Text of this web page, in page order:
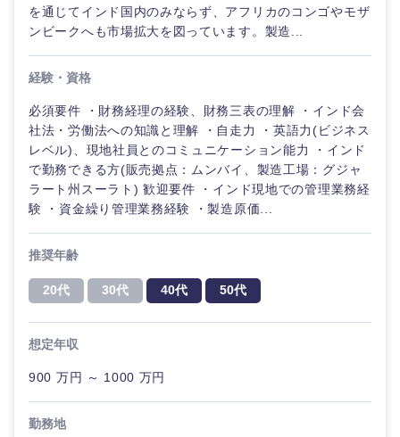
を通じてインド国内のみならず、アフリカのコンゴやモザ
ンビークへも市場拡大を図っています。製造...
経験・資格
必須要件 ・財務経理の経験、財務三表の理解 ・インド会
社法・労働法への知識と理解 ・自走力 ・英語力(ビジネス
レベル)、現地社員とのコミュニケーション能力 ・インド
で勤務できる方(販売拠点：ムンバイ、製造工場：グジャ
ラート州スーラト) 歓迎要件 ・インド現地での管理業務経
験 ・資金繰り管理業務経験 ・製造原価...
推奨年齢
20代 30代 40代 50代
想定年収
900 万円 ～ 1000 万円
勤務地